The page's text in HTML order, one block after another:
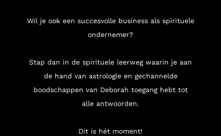
Wil je ook een succesvolle business als spirituele
ondernemer?
Stap dan in de spirituele leerweg waarin je aan
de hand van astrologie en gechannelde
boodschappen van Deborah toegang hebt tot
alle antwoorden.
Dit is hét moment!